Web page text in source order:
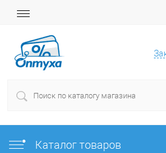
Каталог товаров